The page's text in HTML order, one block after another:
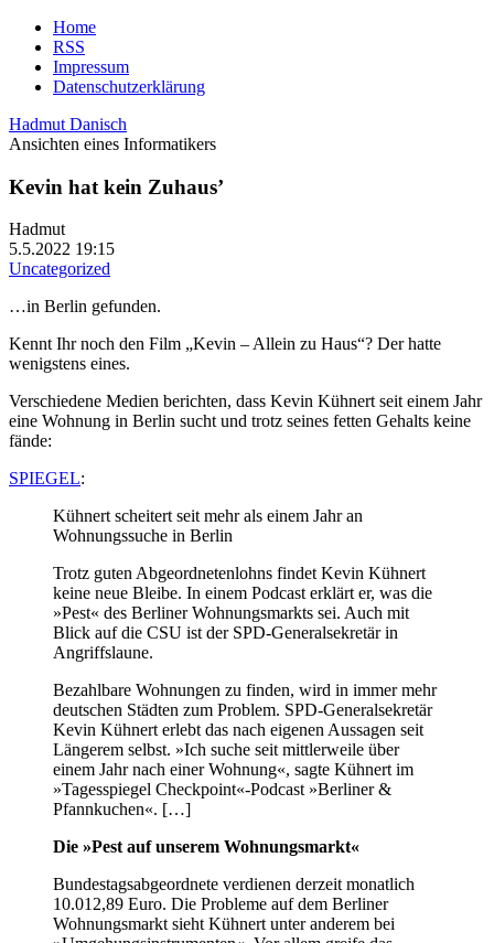
Home
RSS
Impressum
Datenschutzerklärung
Hadmut Danisch
Ansichten eines Informatikers
Kevin hat kein Zuhaus’
Hadmut
5.5.2022 19:15
Uncategorized
…in Berlin gefunden.
Kennt Ihr noch den Film „Kevin – Allein zu Haus“? Der hatte
wenigstens eines.
Verschiedene Medien berichten, dass Kevin Kühnert seit einem Jahr
eine Wohnung in Berlin sucht und trotz seines fetten Gehalts keine
fände:
SPIEGEL:
Kühnert scheitert seit mehr als einem Jahr an
Wohnungssuche in Berlin
Trotz guten Abgeordnetenlohns findet Kevin Kühnert
keine neue Bleibe. In einem Podcast erklärt er, was die
»Pest« des Berliner Wohnungsmarkts sei. Auch mit
Blick auf die CSU ist der SPD-Generalsekretär in
Angriffslaune.
Bezahlbare Wohnungen zu finden, wird in immer mehr
deutschen Städten zum Problem. SPD-Generalsekretär
Kevin Kühnert erlebt das nach eigenen Aussagen seit
Längerem selbst. »Ich suche seit mittlerweile über
einem Jahr nach einer Wohnung«, sagte Kühnert im
»Tagesspiegel Checkpoint«-Podcast »Berliner &
Pfannkuchen«. […]
Die »Pest auf unserem Wohnungsmarkt«
Bundestagsabgeordnete verdienen derzeit monatlich
10.012,89 Euro. Die Probleme auf dem Berliner
Wohnungsmarkt sieht Kühnert unter anderem bei